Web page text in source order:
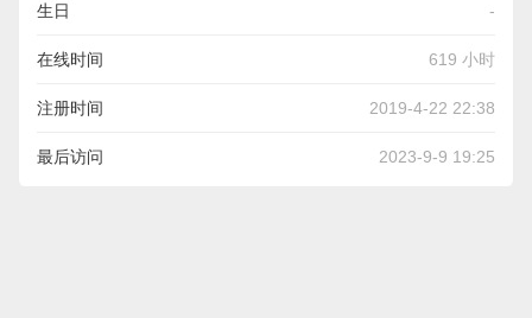
生日 -
在线时间 619 小时
注册时间 2019-4-22 22:38
最后访问 2023-9-9 19:25